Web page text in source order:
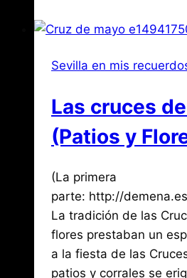
de
(I)
Sevilla en mis
Las cruces
(Patios y
Por Jose
María
de
Mena
mayo
7,
2017agosto
3,
2026
(La primera
parte: http://
La tradición de las
flores prestaban un
a la fiesta de las
patios y corrales se